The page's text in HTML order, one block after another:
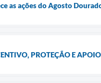
as ações do Agosto
PROTEÇÃO E